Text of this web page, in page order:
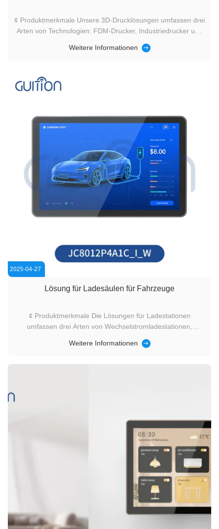
¢ Produktmerkmale Unsere 3D-Drucklösungen umfassen drei
Arten von Technologien: FDM-Drucker, Industriedrucker und
Anwendungsanforderungen erfüllen können. Entwicklung von
Weitere Informationen
2025-04-27
Lösung für Ladesäulen für Fahrzeuge
¢ Produktmerkmale Die Lösungen für Ladestationen
umfassen drei Arten von Wechselstromladestationen,
Gleichstromladestationen (on-netzladestationen) mit einer
Weitere Informationen